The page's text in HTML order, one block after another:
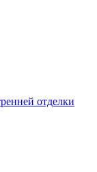
отделки